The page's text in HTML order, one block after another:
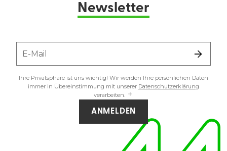
Newsletter
E-Mail
Ihre Privatsphäre ist uns wichtig! Wir werden Ihre persönlichen Daten
immer in Übereinstimmung mit unserer Datenschutzerklärung
verarbeiten.
ANMELDEN